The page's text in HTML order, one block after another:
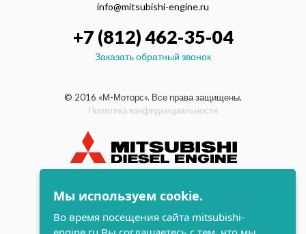
info@mitsubishi-engine.ru
+7 (812) 462-35-04
Заказать обратный звонок
© 2016 «М-Моторс». Все права защищены.
Политика конфиденциальности
дизельные двигатели Mitsubishi
поддержка и
разработка сайта
Мы используем cookie.
Во время посещения сайта mitsubishi-